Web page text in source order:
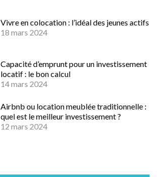
Vivre en colocation : l’idéal des jeunes actifs
18 mars 2024
Capacité d’emprunt pour un investissement
locatif : le bon calcul
14 mars 2024
Airbnb ou location meublée traditionnelle :
quel est le meilleur investissement ?
12 mars 2024